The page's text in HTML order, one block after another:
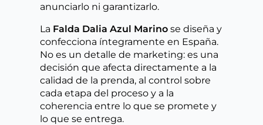
anunciarlo ni garantizarlo.
La Falda Dalia Azul Marino se diseña y
confecciona íntegramente en España.
No es un detalle de marketing: es una
decisión que afecta directamente a la
calidad de la prenda, al control sobre
cada etapa del proceso y a la
coherencia entre lo que se promete y
lo que se entrega.